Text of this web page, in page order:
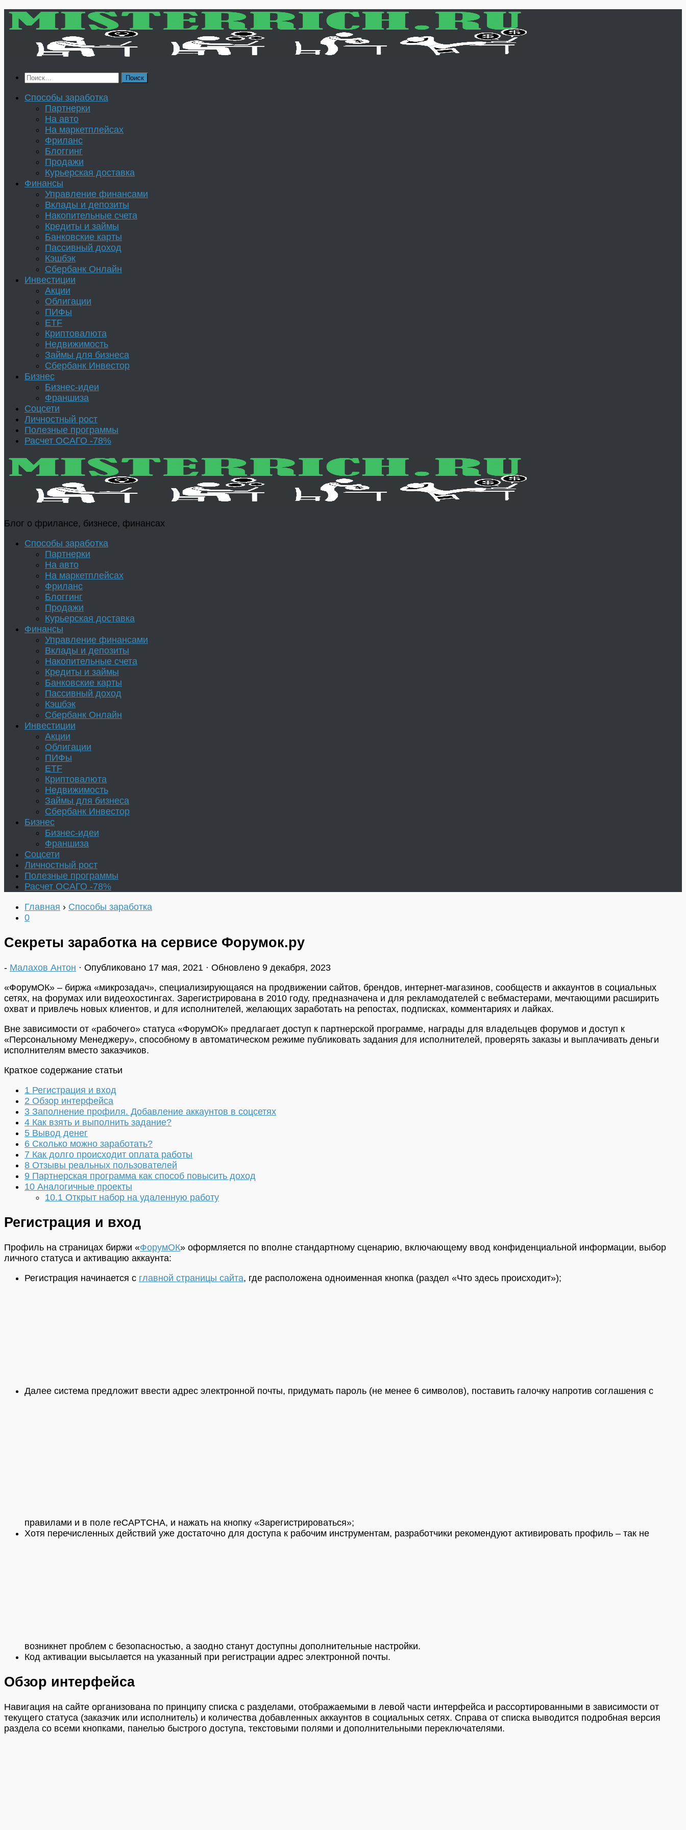
Перейти
Найти:
Способы заработка
Партнерки
На авто
На маркетплейсах
Фриланс
Блоггинг
Продажи
Курьерская доставка
Финансы
Управление финансами
Вклады и депозиты
Накопительные счета
Кредиты и займы
Банковские карты
Пассивный доход
Кэшбэк
Сбербанк Онлайн
Инвестиции
Акции
Облигации
ПИФы
ETF
Криптовалюта
Недвижимость
Займы для бизнеса
Сбербанк Инвестор
Бизнес
Бизнес-идеи
Франшиза
Соцсети
Личностный рост
Полезные программы
Расчет ОСАГО -78%
Блог о фрилансе, бизнесе, финансах
Способы заработка
Партнерки
На авто
На маркетплейсах
Фриланс
Блоггинг
Продажи
Курьерская доставка
Финансы
Управление финансами
Вклады и депозиты
Накопительные счета
Кредиты и займы
Банковские карты
Пассивный доход
Кэшбэк
Сбербанк Онлайн
Инвестиции
Акции
Облигации
ПИФы
ETF
Криптовалюта
Недвижимость
Займы для бизнеса
Сбербанк Инвестор
Бизнес
Бизнес-идеи
Франшиза
Соцсети
Личностный рост
Полезные программы
Расчет ОСАГО -78%
Главная › Способы заработка
0
Секреты заработка на сервисе Форумок.ру
- Малахов Антон · Опубликовано 17 мая, 2021 · Обновлено 9 декабря, 2023
«ФорумОК» – биржа «микрозадач», специализирующаяся на продвижении сайтов, брендов, интернет-магазинов, сообществ и аккаунтов в социальных
сетях, на форумах или видеохостингах. Зарегистрирована в 2010 году, предназначена и для рекламодателей с вебмастерами, мечтающими расширить
охват и привлечь новых клиентов, и для исполнителей, желающих заработать на репостах, подписках, комментариях и лайках.
Вне зависимости от «рабочего» статуса «ФорумОК» предлагает доступ к партнерской программе, награды для владельцев форумов и доступ к
«Персональному Менеджеру», способному в автоматическом режиме публиковать задания для исполнителей, проверять заказы и выплачивать деньги
исполнителям вместо заказчиков.
Краткое содержание статьи
1 Регистрация и вход
2 Обзор интерфейса
3 Заполнение профиля. Добавление аккаунтов в соцсетях
4 Как взять и выполнить задание?
5 Вывод денег
6 Сколько можно заработать?
7 Как долго происходит оплата работы
8 Отзывы реальных пользователей
9 Партнерская программа как способ повысить доход
10 Аналогичные проекты
10.1 Открыт набор на удаленную работу
Регистрация и вход
Профиль на страницах биржи «ФорумОК» оформляется по вполне стандартному сценарию, включающему ввод конфиденциальной информации, выбор
личного статуса и активацию аккаунта:
Регистрация начинается с главной страницы сайта, где расположена одноименная кнопка (раздел «Что здесь происходит»);
Далее система предложит ввести адрес электронной почты, придумать пароль (не менее 6 символов), поставить галочку напротив соглашения с
правилами и в поле reCAPTCHA, и нажать на кнопку «Зарегистрироваться»;
Хотя перечисленных действий уже достаточно для доступа к рабочим инструментам, разработчики рекомендуют активировать профиль – так не
возникнет проблем с безопасностью, а заодно станут доступны дополнительные настройки.
Код активации высылается на указанный при регистрации адрес электронной почты.
Обзор интерфейса
Навигация на сайте организована по принципу списка с разделами, отображаемыми в левой части интерфейса и рассортированными в зависимости от
текущего статуса (заказчик или исполнитель) и количества добавленных аккаунтов в социальных сетях. Справа от списка выводится подробная версия
раздела со всеми кнопками, панелью быстрого доступа, текстовыми полями и дополнительными переключателями.